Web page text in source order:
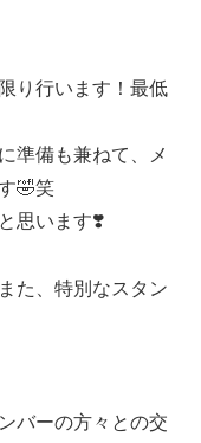
り行います！最低
準備も兼ねて、メ
🤣笑
思います❣️
た、特別なスタン
バーの方々との交